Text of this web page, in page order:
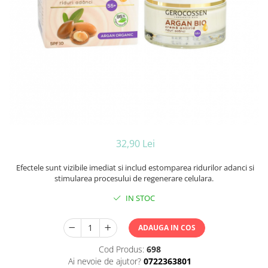
Ceara de par si gel
Accesorii par
Cosmetice profesionale
Deodorante si antiperspirante
Spuma si saruri de baie
Produse pentru protectie solara
32,90 Lei
Efectele sunt vizibile imediat si includ estomparea ridurilor adanci si
stimularea procesului de regenerare celulara.
IN STOC
ADAUGA IN COS
Cod Produs: 698
Ai nevoie de ajutor? 0722363801